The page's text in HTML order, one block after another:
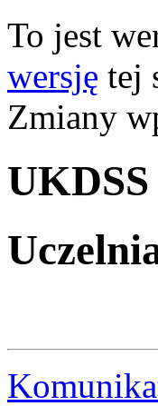
To jest
wersję tej
Zmiany
UKDSS